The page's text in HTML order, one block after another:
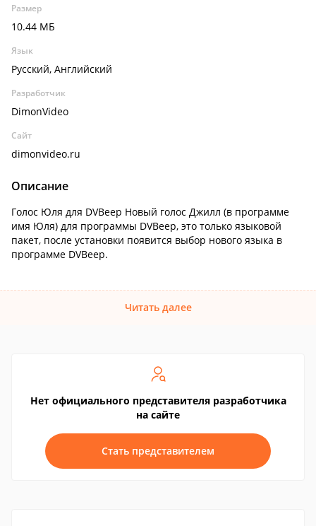
Размер
10.44 МБ
Язык
Русский, Английский
Разработчик
DimonVideo
Сайт
dimonvideo.ru
Описание
Голос Юля для DVBeep Новый голос Джилл (в программе
имя Юля) для программы DVBeep, это только языковой
пакет, после установки появится выбор нового языка в
программе DVBeep.
Читать далее
Нет официального представителя разработчика
на сайте
Стать представителем